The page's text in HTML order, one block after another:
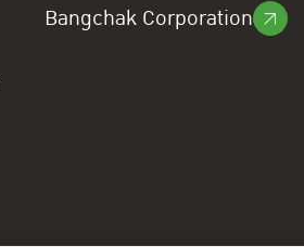
Bangchak Corporation